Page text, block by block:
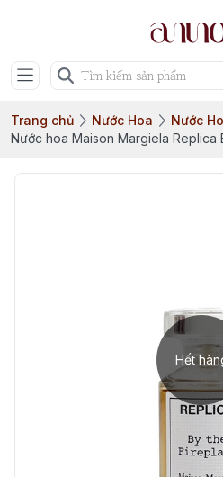
Trang chủ Nước Hoa
Nước
Nước hoa Maison Margiela Replica
Hết